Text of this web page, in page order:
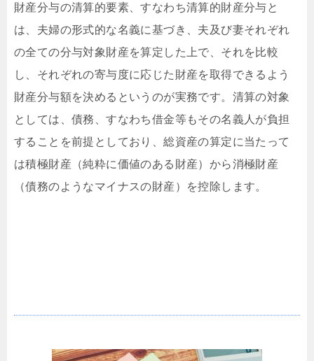
財産分与の清算的要素、すなわち清算的財産分与と
は、夫婦の形式的な名義に基づき、夫及び妻それぞれ
の全ての分与対象財産を算定した上で、それを比較
し、それぞれの寄与度に応じた財産を取得できるよう
財産分与額を決めるというのが実務です。清算の対象
としては、債務、すなわち借金等もその名義人が負担
することを前提としており、総資産の算定に当たって
は積極財産（純粋に価値のある財産）から消極財産
（債務のようなマイナスの財産）を控除します。